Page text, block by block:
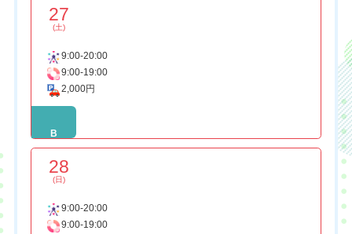
27
(土)
9:00-20:00
9:00-19:00
2,000円
B
28
(日)
9:00-20:00
9:00-19:00